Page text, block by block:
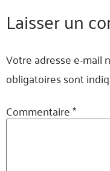
Laisser un
Votre adresse e-mail
obligatoires sont
Commentaire*